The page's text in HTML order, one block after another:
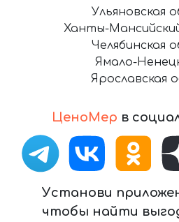
ЦеноМер в
Установи
чтобы найти
Ульяновская
Ханты-
Челябинская
Ямало-
Ярославская